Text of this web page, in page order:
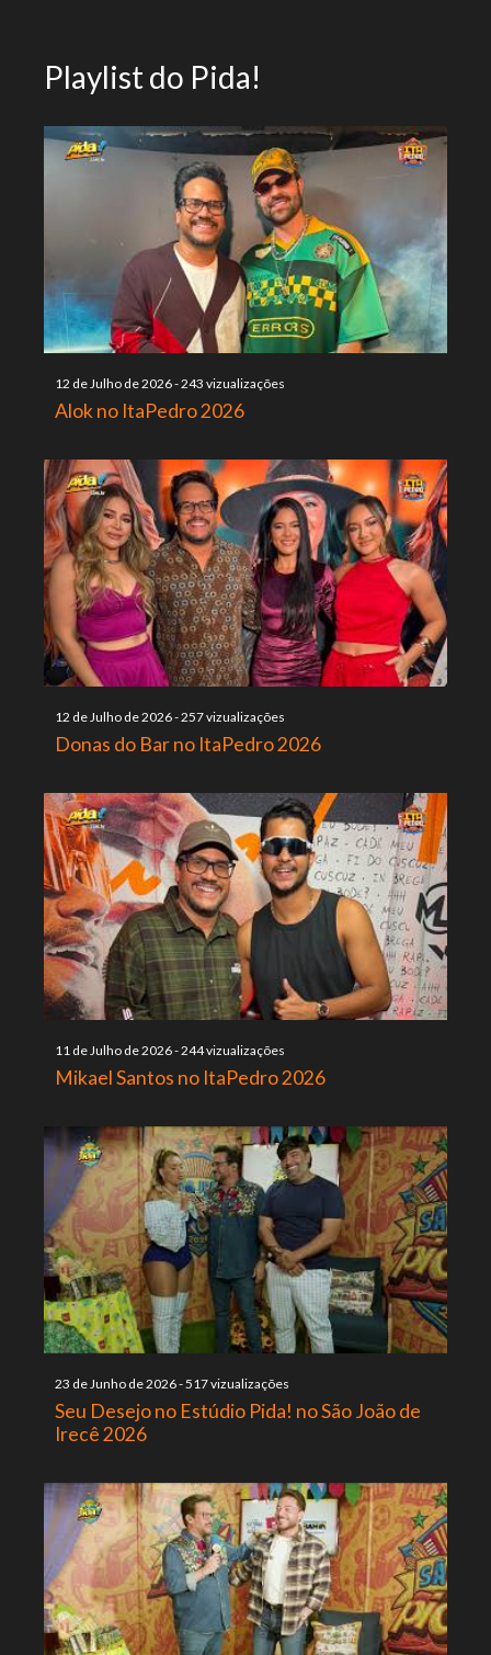
Playlist do Pida!
12 de Julho de 2026-243 vizualizações
Alok no ItaPedro 2026
12 de Julho de 2026-257 vizualizações
Donas do Bar no ItaPedro 2026
11 de Julho de 2026-244 vizualizações
Mikael Santos no ItaPedro 2026
23 de Junho de 2026-517 vizualizações
Seu Desejo no Estúdio Pida! no São João de
Irecê 2026